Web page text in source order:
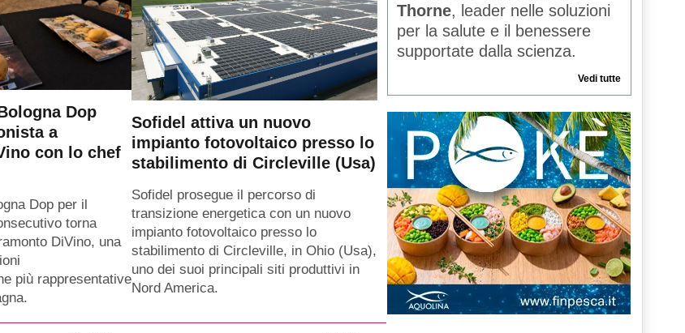
Dop
a
con lo chef
Dop per il
torna
DiVino, una
più rappresentative
Sofidel attiva un nuovo
impianto fotovoltaico presso lo
stabilimento di Circleville (Usa)
Sofidel prosegue il percorso di
transizione energetica con un nuovo
impianto fotovoltaico presso lo
stabilimento di Circleville, in Ohio (Usa),
uno dei suoi principali siti produttivi in
Nord America.
Thorne, leader nelle soluzioni
per la salute e il benessere
supportate dalla scienza.
Vedi tutte